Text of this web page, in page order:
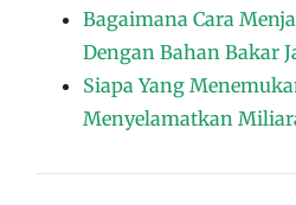
Bagaimana Cara
Dengan Bahan Bakar
Siapa Yang
Menyelamatkan